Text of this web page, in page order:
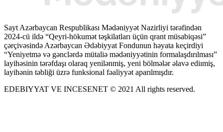
Sayt Azərbaycan Respublikası Mədəniyyət Nazirliyi tərəfindən
2024-cü ildə “Qeyri-hökumət təşkilatları üçün qrant müsabiqəsi”
çərçivəsində Azərbaycan Ədəbiyyat Fondunun həyata keçirdiyi
“Yeniyetmə və gənclərdə mütaliə mədəniyyətinin formalaşdırılması”
layihəsinin tərəfdaşı olaraq yenilənmiş, yeni bölmələr əlavə ediımiş,
layihənin təbliği üzrə funksional fəaliyyət aparılmışdır.
EDEBIYYAT VE INCESENET © 2021 All rights reserved.